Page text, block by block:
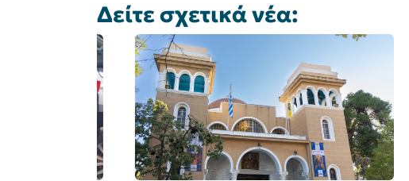
Δείτε σχετικά νέα: